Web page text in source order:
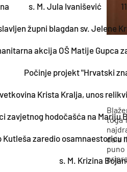
s. M. Jula Ivanišević
župni blagdan sv. Jelene
akcija OŠ Matije Gupca
Počinje projekt "Hrvatski
Krista Kralja, unos
zavjetnog hodočašća na Mariju
Kutleša zaredio osamnaestoricu
s. M. Krizina
toga
dala